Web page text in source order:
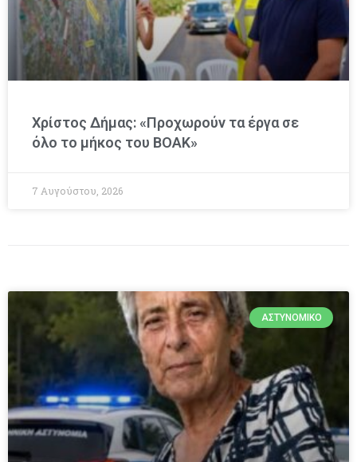
Χρίστος Δήμας: «Προχωρούν τα έργα σε
όλο το μήκος του ΒΟΑΚ»
7 Αυγούστου, 2026
ΑΣΤΥΝΟΜΙΚΌ